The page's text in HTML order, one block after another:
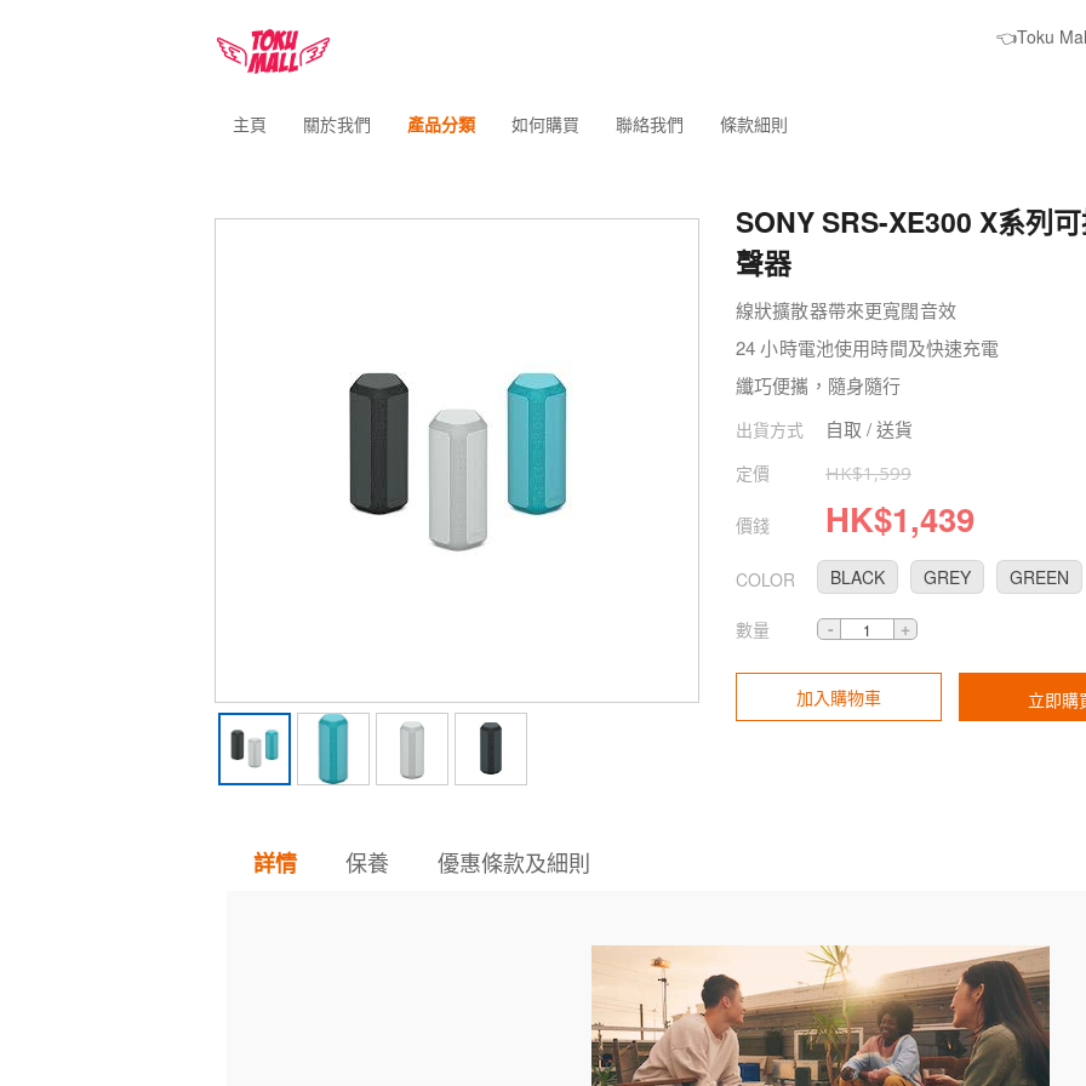
👈Toku
主頁 關於我們 產品分類 如何購買 聯絡我們 條款細則
SONY SRS-XE300 X系列
聲器
線狀擴散器帶來更寬闊音效
24 小時電池使用時間及快速充電
纖巧便攜，隨身隨行
出貨方式 自取 / 送貨
定價 HK$1,599
價錢 HK$1,439
COLOR BLACK GREY GREEN
數量
加入購物車 立即購
詳情 保養 優惠條款及細則